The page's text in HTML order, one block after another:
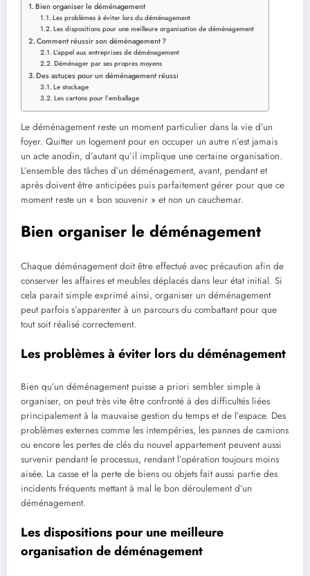
Bien organiser le déménagement
Les problèmes à éviter lors du déménagement
Les dispositions pour une meilleure organisation de déménagement
Comment réussir son déménagement ?
L’appel aux entreprises de déménagement
Déménager par ses propres moyens
Des astuces pour un déménagement réussi
Le stockage
Les cartons pour l’emballage
Le déménagement reste un moment particulier dans la vie d’un
foyer. Quitter un logement pour en occuper un autre n’est jamais
un acte anodin, d’autant qu’il implique une certaine organisation.
L’ensemble des tâches d’un déménagement, avant, pendant et
après doivent être anticipées puis parfaitement gérer pour que ce
moment reste un « bon souvenir » et non un cauchemar.
Bien organiser le déménagement
Chaque déménagement doit être effectué avec précaution afin de
conserver les affaires et meubles déplacés dans leur état initial. Si
cela parait simple exprimé ainsi, organiser un déménagement
peut parfois s’apparenter à un parcours du combattant pour que
tout soit réalisé correctement.
Les problèmes à éviter lors du déménagement
Bien qu’un déménagement puisse a priori sembler simple à
organiser, on peut très vite être confronté à des difficultés liées
principalement à la mauvaise gestion du temps et de l’espace. Des
problèmes externes comme les intempéries, les pannes de camions
ou encore les pertes de clés du nouvel appartement peuvent aussi
survenir pendant le processus, rendant l’opération toujours moins
aisée. La casse et la perte de biens ou objets fait aussi partie des
incidents fréquents mettant à mal le bon déroulement d’un
déménagement.
Les dispositions pour une meilleure
organisation de déménagement